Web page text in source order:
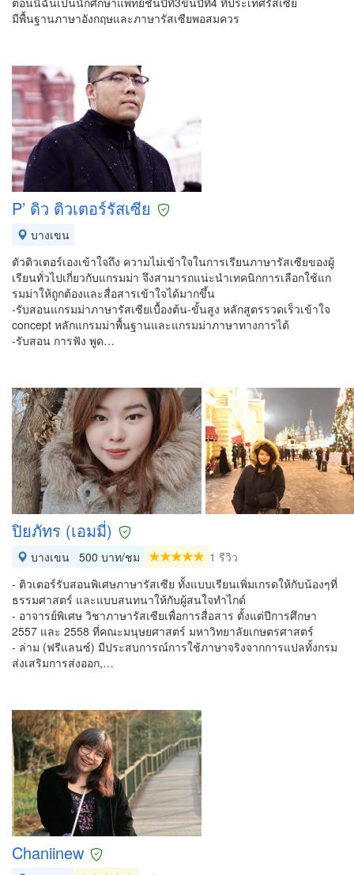
มีพื้นฐานภาษาอังกฤษและภาษารัสเซียพอสมควร
P’ ดิว ติวเตอร์รัสเซีย
บางเขน
ตัวติวเตอร์เองเข้าใจถึง ความไม่เข้าใจในการเรียนภาษารัสเซียของผู้
เรียนทั่วไปเกี่ยวกับแกรมม่า จึงสามารถแน่ะนำเทคนิกการเลือกใช้แก
รมม่าให้ถูกต้องและสื่อสารเข้าใจได้มากขึ้น
-รับสอนแกรมม่าภาษารัสเซียเบื้องต้น-ขั้นสูง หลักสูตรรวดเร็วเข้าใจ
concept หลักแกรมม่าพื้นฐานและแกรมม่าภาษาทางการได้
-รับสอน การฟัง พูด…
ปิยภัทร (เอมมี่)
บางเขน 500 บาท/ชม
1 รีวิว
- ติวเตอร์รับสอนพิเศษภาษารัสเซีย ทั้งแบบเรียนเพิ่มเกรดให้กับน้องๆที่
ธรรมศาสตร์ และแบบสนทนาให้กับผู้สนใจทำไกด์
- อาจารย์พิเศษ วิชาภาษารัสเซียเพื่อการสื่อสาร ตั้งแต่ปีการศึกษา
2557 และ 2558 ที่คณะมนุษยศาสตร์ มหาวิทยาลัยเกษตรศาสตร์
- ล่าม (ฟรีแลนซ์) มีประสบการณ์การใช้ภาษาจริงจากการแปลทั้งกรม
ส่งเสริมการส่งออก,…
Chaniinew